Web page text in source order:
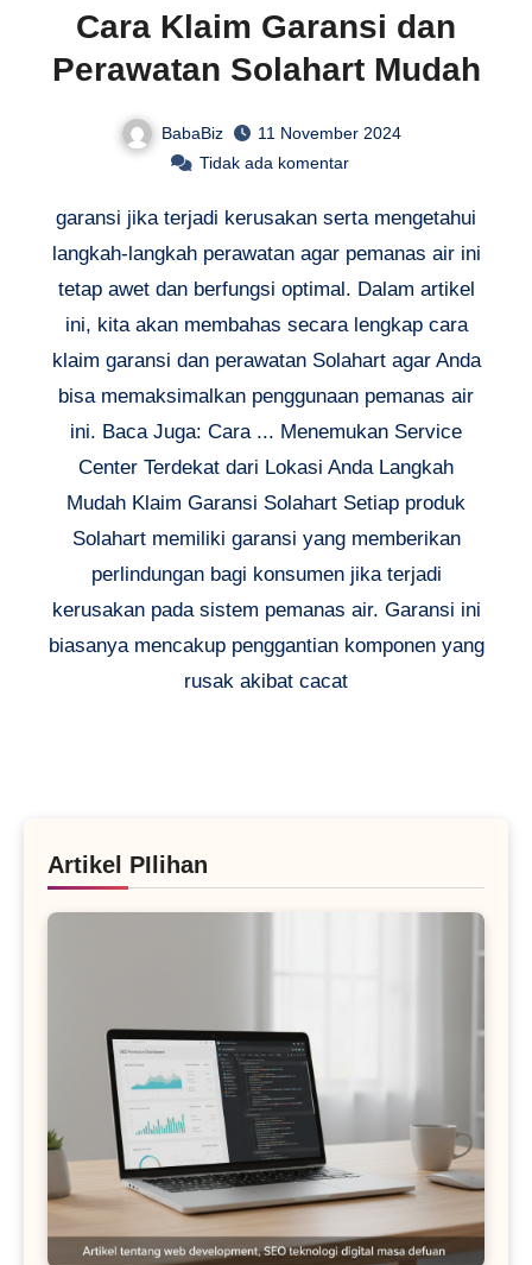
Cara Klaim Garansi dan
Perawatan Solahart Mudah
BabaBiz
11 November 2024
Tidak ada komentar
garansi jika terjadi kerusakan serta mengetahui
langkah-langkah perawatan agar pemanas air ini
tetap awet dan berfungsi optimal. Dalam artikel
ini, kita akan membahas secara lengkap cara
klaim garansi dan perawatan Solahart agar Anda
bisa memaksimalkan penggunaan pemanas air
ini. Baca Juga: Cara ... Menemukan Service
Center Terdekat dari Lokasi Anda Langkah
Mudah Klaim Garansi Solahart Setiap produk
Solahart memiliki garansi yang memberikan
perlindungan bagi konsumen jika terjadi
kerusakan pada sistem pemanas air. Garansi ini
biasanya mencakup penggantian komponen yang
rusak akibat cacat
Artikel PIlihan